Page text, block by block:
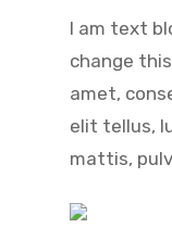
I am text
change
amet,
elit tellus,
mattis,